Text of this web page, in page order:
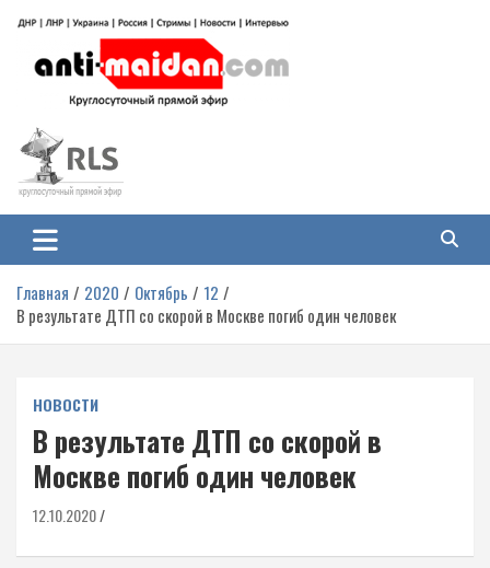
содержимому
Антимайдан: Гражданская война
на Украине
гражданской войне на Украине, включая события в Новороссии, ДНР,
ЛНР и других регионах.
Главная 2020 Октябрь
12
В результате ДТП со скорой в Москве погиб один человек
НОВОСТИ
В результате ДТП со скорой в
Москве погиб один человек
12.10.2020